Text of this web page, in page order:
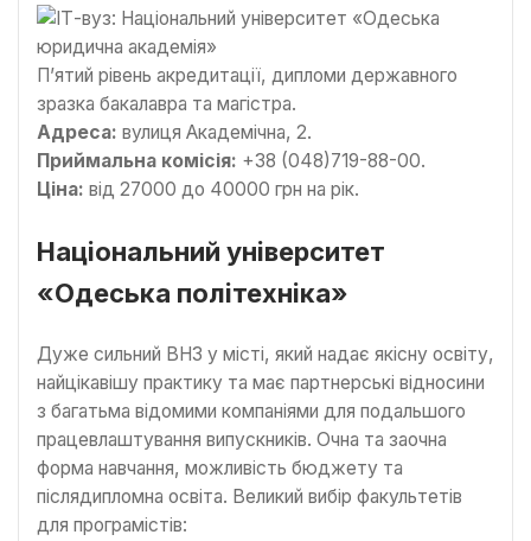
П’ятий рівень акредитації, дипломи державного
зразка бакалавра та магістра.
Адреса: вулиця Академічна, 2.
Приймальна комісія: +38 (048)719-88-00.
Ціна: від 27000 до 40000 грн на рік.
Національний університет
«Одеська політехніка»
Дуже сильний ВНЗ у місті, який надає якісну освіту,
найцікавішу практику та має партнерські відносини
з багатьма відомими компаніями для подальшого
працевлаштування випускників. Очна та заочна
форма навчання, можливість бюджету та
післядипломна освіта. Великий вибір факультетів
для програмістів: